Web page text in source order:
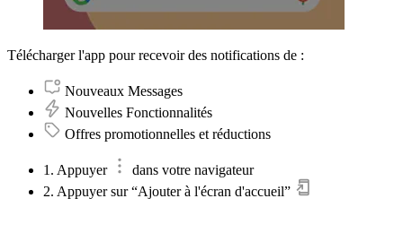
Télécharger l'app pour recevoir des notifications de :
Nouveaux Messages
Nouvelles Fonctionnalités
Offres promotionnelles et réductions
1. Appuyer
dans votre navigateur
2. Appuyer sur “Ajouter à l'écran d'accueil”